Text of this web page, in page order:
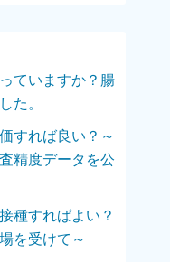
ていますか？腸
た。
すれば良い？～
精度データを公
種すればよい？
を受けて～